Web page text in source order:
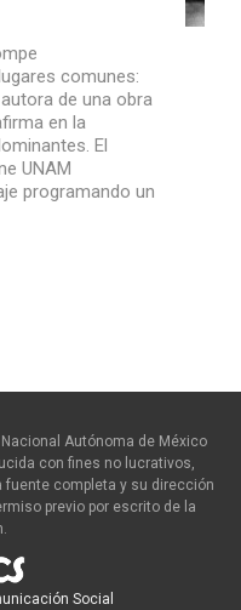
comunes:
de una obra
en la
El
UNAM
programando un
Autónoma de México
con fines no lucrativos,
completa y su dirección
previo por escrito de la
Social